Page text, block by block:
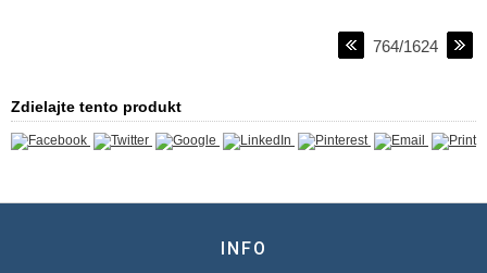
764/1624
Zdielajte tento produkt
INFO